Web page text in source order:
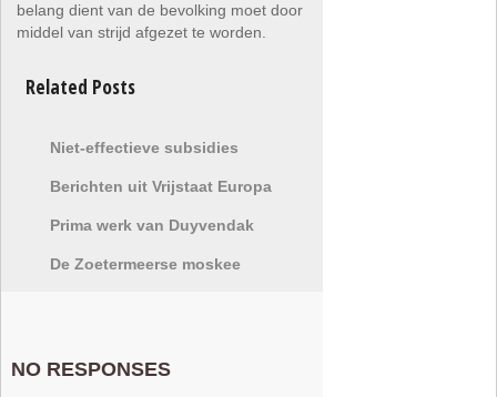
belang dient van de bevolking moet door
middel van strijd afgezet te worden.
Related Posts
Niet-effectieve subsidies
Berichten uit Vrijstaat Europa
Prima werk van Duyvendak
De Zoetermeerse moskee
NO RESPONSES